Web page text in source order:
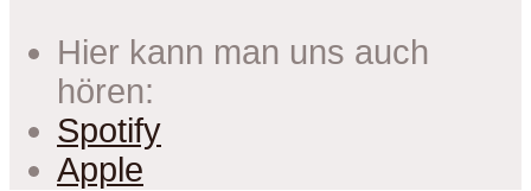
Hier kann man uns auch
hören:
Spotify
Apple